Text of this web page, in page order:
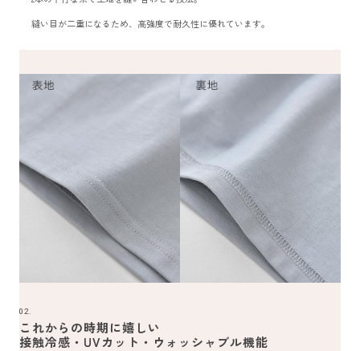
縫い目が二重になるため、高強度で耐久性に優れています。
02.
これからの時期に嬉しい
接触冷感・UVカット・ウォッシャブル機能